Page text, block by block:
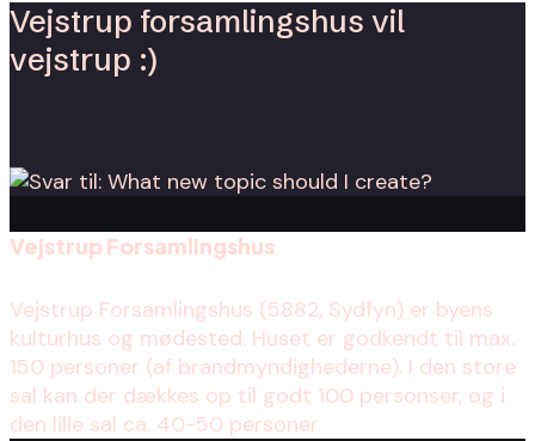
Vejstrup forsamlingshus vil
vejstrup :)
Vejstrup Forsamlingshus
Vejstrup Forsamlingshus (5882, Sydfyn) er byens
kulturhus og mødested. Huset er godkendt til max.
150 personer (af brandmyndighederne). I den store
sal kan der dækkes op til godt 100 personser, og i
den lille sal ca. 40-50 personer.